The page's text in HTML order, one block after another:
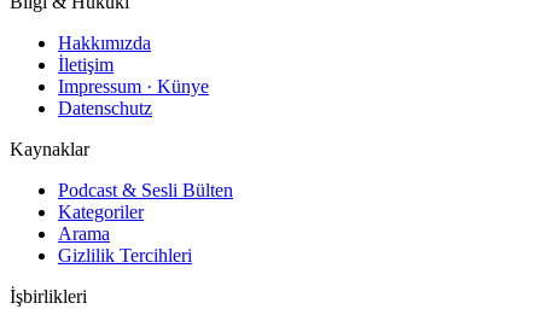
Hakkımızda
İletişim
Impressum · Künye
Datenschutz
Kaynaklar
Podcast & Sesli Bülten
Kategoriler
Arama
Gizlilik Tercihleri
İşbirlikleri